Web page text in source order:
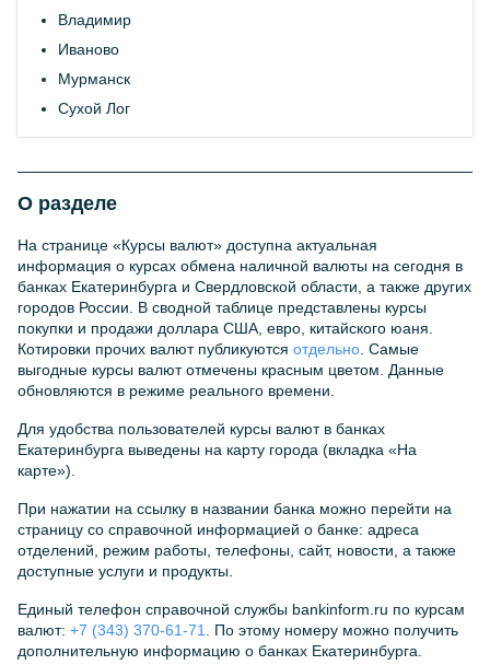
Владимир
Иваново
Мурманск
Сухой Лог
О разделе
На странице «Курсы валют» доступна актуальная
информация о курсах обмена наличной валюты на сегодня в
банках Екатеринбурга и Свердловской области, а также других
городов России. В сводной таблице представлены курсы
покупки и продажи доллара США, евро, китайского юаня.
Котировки прочих валют публикуются отдельно . Самые
выгодные курсы валют отмечены красным цветом. Данные
обновляются в режиме реального времени.
Для удобства пользователей курсы валют в банках
Екатеринбурга выведены на карту города (вкладка «На
карте»).
При нажатии на ссылку в названии банка можно перейти на
страницу со справочной информацией о банке: адреса
отделений, режим работы, телефоны, сайт, новости, а также
доступные услуги и продукты.
Единый телефон справочной службы bankinform.ru по курсам
валют: +7 (343) 370-61-71
. По этому номеру можно получить
дополнительную информацию о банках Екатеринбурга.